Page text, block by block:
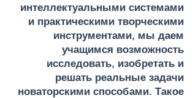
интеллектуальными системами
и практическими творческими
инструментами, мы даем
учащимся возможность
исследовать, изобретать и
решать реальные задачи
новаторскими способами. Такое